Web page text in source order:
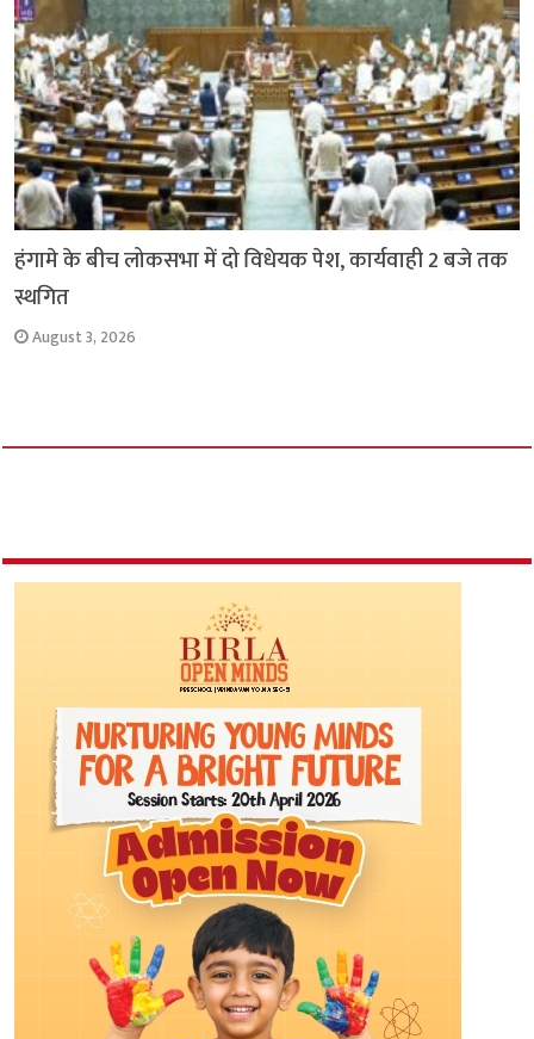
हंगामे के बीच लोकसभा में दो विधेयक पेश, कार्यवाही 2 बजे तक
स्थगित
August 3, 2026